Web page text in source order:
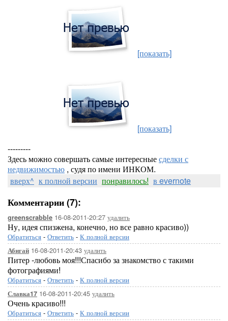
[показать]
[показать]
---------
Здесь можно совершать самые интересныесделки с
недвижимостью , судя по имени ИНКОМ.
вверх^ к полной версии понравилось! в evernote
Комментарии (7):
greenscrabble 16-08-2011-20:27 удалить
Ну, идея спизжена, конечно, но все равно красиво))
Обратиться - Ответить - К полной версии
Абигай 16-08-2011-20:43 удалить
Питер -любовь моя!!!Спасибо за знакомство с такими
фотографиями!
Обратиться - Ответить - К полной версии
Славка17 16-08-2011-20:45 удалить
Очень красиво!!!
Обратиться - Ответить - К полной версии